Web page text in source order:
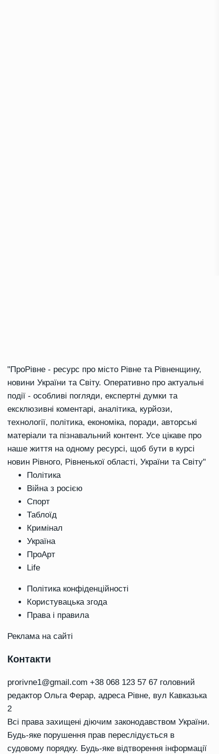
"ПроРівне - ресурс про місто Рівне та Рівненщину,
новини України та Світу. Оперативно про актуальні
події - особливі погляди, експертні думки та
ексклюзивні коментарі, аналітика, курйози,
технології, політика, економіка, поради, авторські
матеріали та пізнавальний контент. Усе цікаве про
наше життя на одному ресурсі, щоб бути в курсі
новин Рівного, Рівненької області, України та Світу"
Політика
Війна з росією
Спорт
Таблоїд
Кримінал
Україна
ПроАрт
Life
Політика конфіденційності
Користувацька згода
Права і правила
Реклама на сайті
Контакти
prorivne1@gmail.com +38 068 123 57 67 головний
редактор Ольга Ферар, адреса Рівне, вул Кавказька
2
Всі права захищені діючим законодавством України.
Будь-яке порушення прав переслідується в
судовому порядку. Будь-яке відтворення інформації